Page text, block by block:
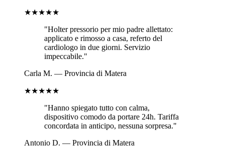
★★★★★
"Holter pressorio per mio padre allettato:
applicato e rimosso a casa, referto del
cardiologo in due giorni. Servizio
impeccabile."
Carla M. — Provincia di Matera
★★★★★
"Hanno spiegato tutto con calma,
dispositivo comodo da portare 24h. Tariffa
concordata in anticipo, nessuna sorpresa."
Antonio D. — Provincia di Matera